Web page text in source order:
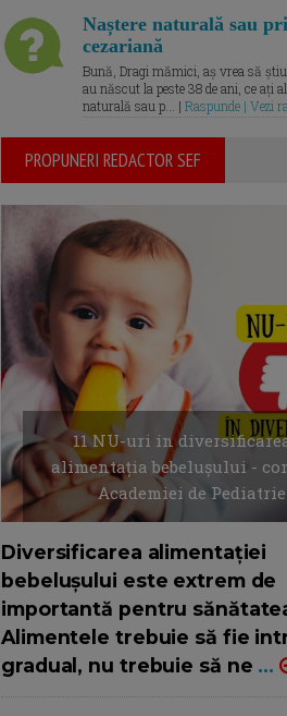
Naștere naturală sau
cezariană
Bună, Dragi mămici, aș vrea să știu
au născut la peste 38 de ani, ce ați
naturală sau p... | Raspunde | Vezi
PROPUNERI REDACTOR SEF
11 NU-uri in
alimentația bebelușului -
Academiei de Pediatrie
Diversificarea alimentației
bebelușului este extrem de
importantă pentru
Alimentele trebuie să fie
gradual, nu trebuie să ne ...